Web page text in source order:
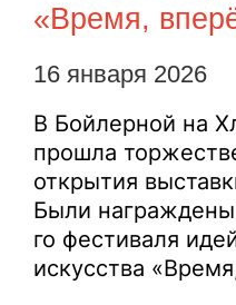
«Время,
16 января 2026
В Бойлерной на
прошла
открытия
Были
го фестиваля
искусства